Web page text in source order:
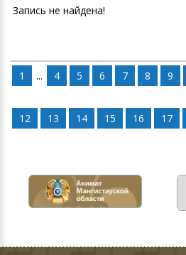
Запись не найдена!
1 ... 4 5 6 7 8 9
12 13 14 15 16 17